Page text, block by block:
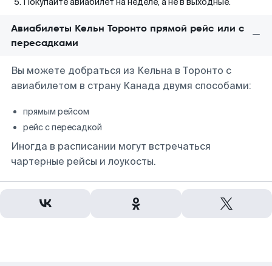
Авиабилеты Кельн Торонто прямой рейс или с
пересадками
Вы можете добраться из Кельна в Торонто с
авиабилетом в страну Канада двумя способами:
прямым рейсом
рейс с пересадкой
Иногда в расписании могут встречаться
чартерные рейсы и лоукосты.